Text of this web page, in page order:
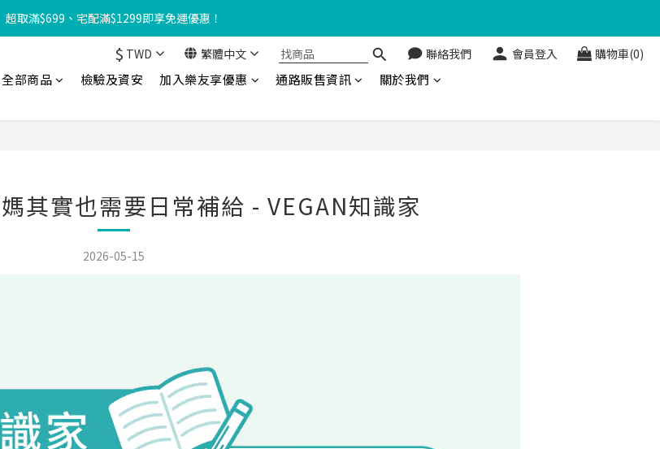
限定⏰】玩遊戲換好禮🎁 豆豆夏令營 等你來報名‼️
超取滿$699、宅配滿$1299即享免運優惠！
在加入會員立享入會禮金 $100，再享全館消費 2% 購物金回饋🤩
限定⏰】玩遊戲換好禮🎁 豆豆夏令營 等你來報名‼️
$ TWD 繁體中文 聯絡我們 會員登入 購物車(0)
全部商品 檢驗及資安 加入樂友享優惠 通路販售資訊 關於我們
其實也需要日常補給 - VEGAN知識家
2026-05-15